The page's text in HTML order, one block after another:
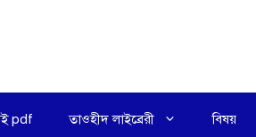
pdf তাওহীদ লাইব্রেরী বিষয়